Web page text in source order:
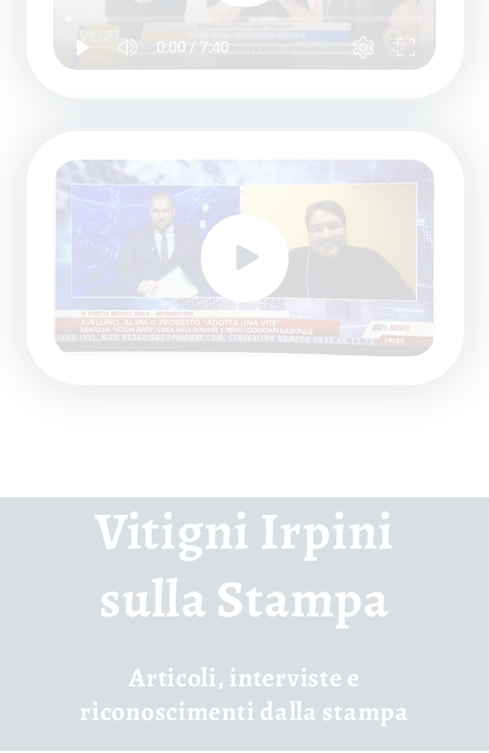
Vitigni Irpini
sulla Stampa
Articoli, interviste e
riconoscimenti dalla stampa